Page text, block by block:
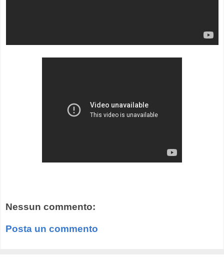
Nessun commento:
Posta un commento